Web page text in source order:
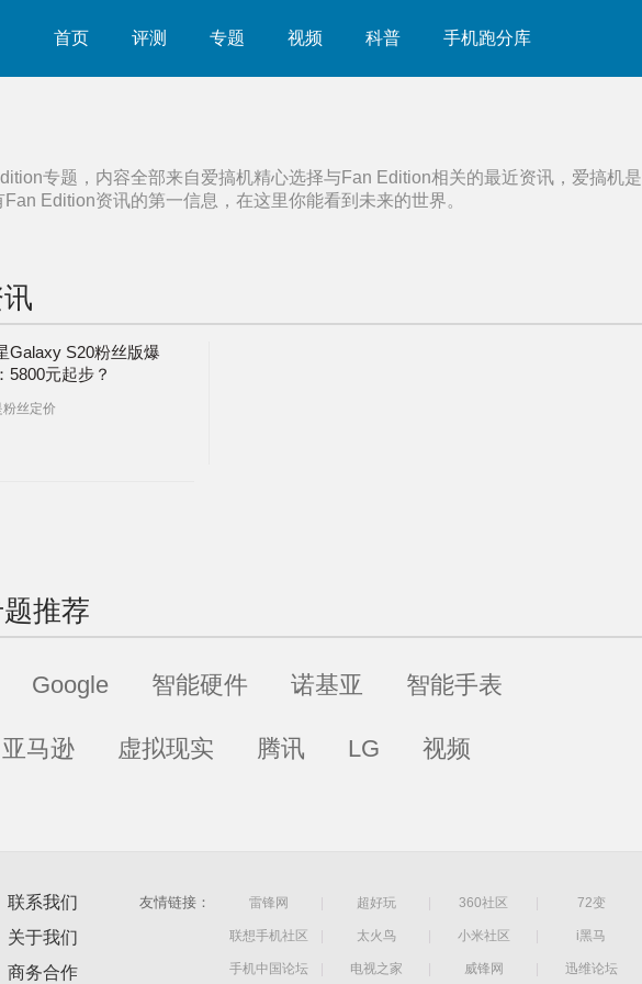
首页 评测 专题 视频 科普 手机跑分库
专题，内容全部来自爱搞机精心选择与 Fan Edition相关的最近资讯，爱搞机是
Fan Edition资讯的第一信息，在这里你能看到未来的世界。
Galaxy S20粉丝版爆
5800元起步？
粉丝定价
推荐
Google 智能硬件 诺基亚 智能手表
亚马逊 虚拟现实 腾讯 LG 视频
联系我们
关于我们
商务合作
友情链接： 雷锋网 超好玩 360社区 72变
联想手机社区 太火鸟 小米社区 i黑马
手机中国论坛 电视之家 威锋网
迅维论坛